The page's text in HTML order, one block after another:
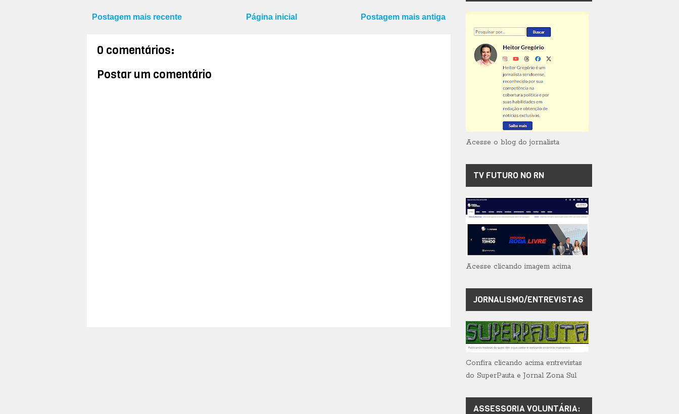
Postagem mais recente Postagem mais antiga
Página inicial
0 comentários:
Postar um comentário
Acesse o blog do jornalista
TV FUTURO NO RN
Acesse clicando imagem acima
JORNALISMO/ENTREVISTAS
Confira clicando acima entrevistas
do SuperPauta e Jornal Zona Sul
ASSESSORIA VOLUNTÁRIA: